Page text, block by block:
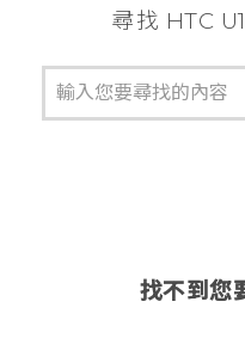
尋找 HTC
找不到您